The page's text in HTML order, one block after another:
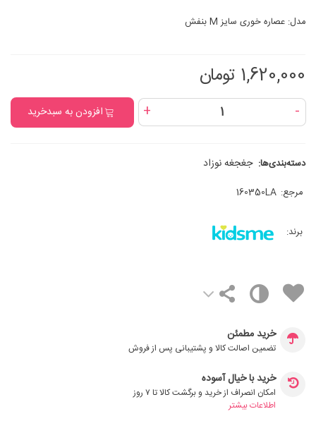
مدل: عصاره خوری سایز M بنفش
1,620,000 تومان
-
+ افزودن به سبدخرید
دسته‌بندی‌ها: جغجغه نوزاد
مرجع: 160350LA
برند:
خرید مطمئن
تضمین اصالت کالا و پشتیبانی پس از فروش
خرید با خیال آسوده
امکان انصراف از خرید و برگشت کالا تا ۷ روز
اطلاعات بیشتر